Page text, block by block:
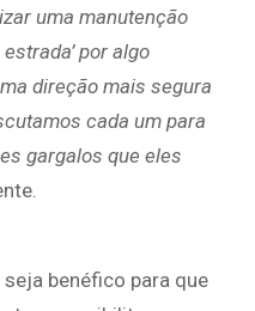
uma manutenção
por algo
direção mais segura
cada um para
gargalos que eles
benéfico para que